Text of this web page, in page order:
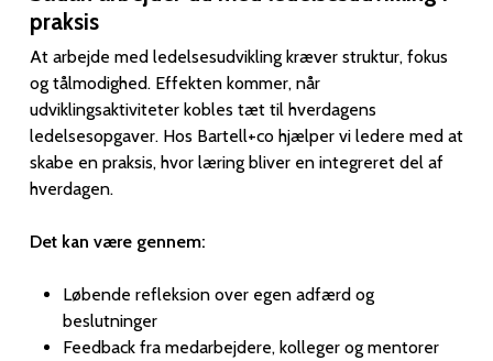
praksis
At arbejde med ledelsesudvikling kræver struktur, fokus
og tålmodighed. Effekten kommer, når
udviklingsaktiviteter kobles tæt til hverdagens
ledelsesopgaver. Hos Bartell+co hjælper vi ledere med at
skabe en praksis, hvor læring bliver en integreret del af
hverdagen.
Det kan være gennem:
Løbende refleksion over egen adfærd og
beslutninger
Feedback fra medarbejdere, kolleger og mentorer